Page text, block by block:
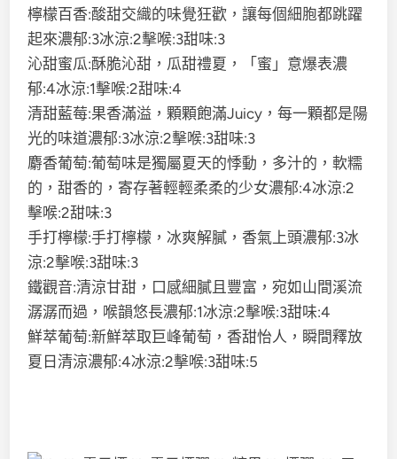
檸檬百香:酸甜交織的味覺狂歡，讓每個細胞都跳躍
起來濃郁:3冰涼:2擊喉:3甜味:3
沁甜蜜瓜:酥脆沁甜，瓜甜禮夏，「蜜」意爆表濃
郁:4冰涼:1擊喉:2甜味:4
清甜藍莓:果香滿溢，顆顆飽滿Juicy，每一顆都是陽
光的味道濃郁:3冰涼:2擊喉:3甜味:3
麝香葡萄:葡萄味是獨屬夏天的悸動，多汁的，軟糯
的，甜香的，寄存著輕輕柔柔的少女濃郁:4冰涼:2
擊喉:2甜味:3
手打檸檬:手打檸檬，冰爽解膩，香氣上頭濃郁:3冰
涼:2擊喉:3甜味:3
鐵觀音:清涼甘甜，口感細膩且豐富，宛如山間溪流
潺潺而過，喉韻悠長濃郁:1冰涼:2擊喉:3甜味:4
鮮萃葡萄:新鮮萃取巨峰葡萄，香甜怡人，瞬間釋放
夏日清涼濃郁:4冰涼:2擊喉:3甜味:5